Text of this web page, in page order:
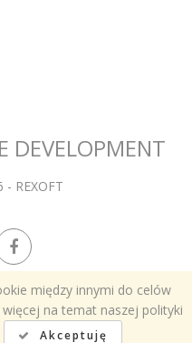
DEVELOPMENT
- REXOFT
między innymi do celów
na temat naszej polityki
Akceptuję